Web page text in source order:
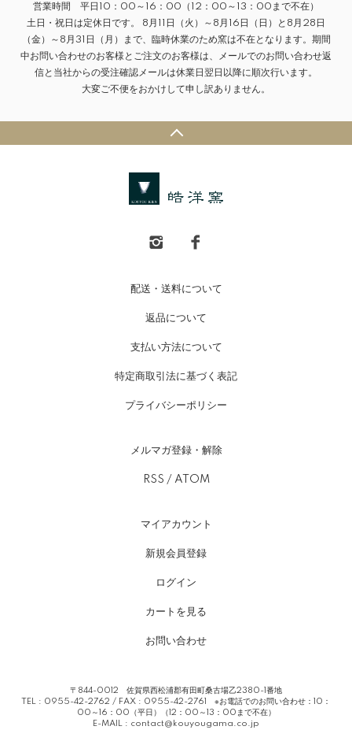
営業時間 平日10：00～16：00（12：00～13：00まで不在）
土日・祝日は定休日です。 8月11日（火）～8月16日（日）と8月28日
（金）～8月31日（月）まで、臨時休業のため窯は不在となります。期間
中お問い合わせのお客様とご注文のお客様は、メールでのお問い合わせ返
信と当社からの受注確認メールは休業日翌日以降に順次行います。
大変ご不便をおかけして申し訳ありません。
配送・送料について
返品について
支払い方法について
特定商取引法に基づく表記
プライバシーポリシー
メルマガ登録・解除
RSS / ATOM
マイアカウント
新規会員登録
ログイン
カートを見る
お問い合わせ
〒844-0012 佐賀県西松浦郡有田町桑古場乙2380-1番地
TEL : 0955-42-2762 / FAX : 0955-42-2761 ※お電話でのお問い合わせ：10：
00～16：00（平日）（12：00～13：00まで不在）
E-MAIL : contact@kouyougama.co.jp